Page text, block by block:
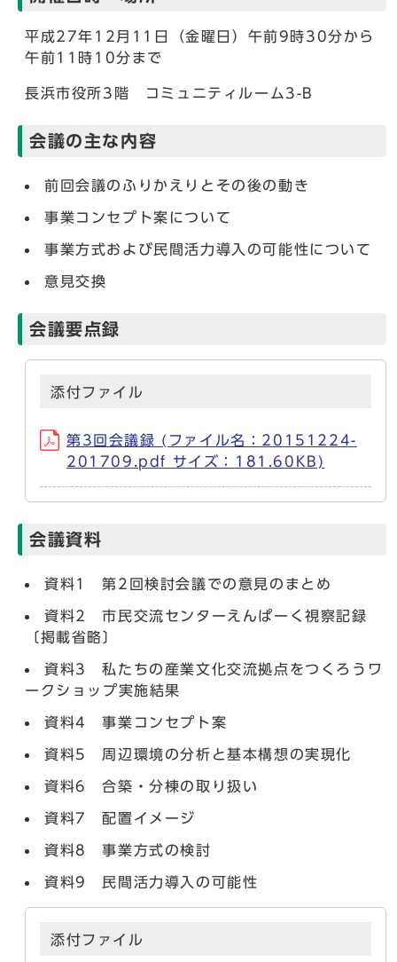
平成27年12月11日（金曜日）午前9時30分から
午前11時10分まで
長浜市役所3階 コミュニティルーム3-B
会議の主な内容
前回会議のふりかえりとその後の動き
事業コンセプト案について
事業方式および民間活力導入の可能性について
意見交換
会議要点録
添付ファイル
第3回会議録 (ファイル名：20151224-
201709.pdf サイズ：181.60KB)
会議資料
資料1 第2回検討会議での意見のまとめ
資料2 市民交流センターえんぱーく視察記録
〔掲載省略〕
資料3 私たちの産業文化交流拠点をつくろうワ
ークショップ実施結果
資料4 事業コンセプト案
資料5 周辺環境の分析と基本構想の実現化
資料6 合築・分棟の取り扱い
資料7 配置イメージ
資料8 事業方式の検討
資料9 民間活力導入の可能性
添付ファイル